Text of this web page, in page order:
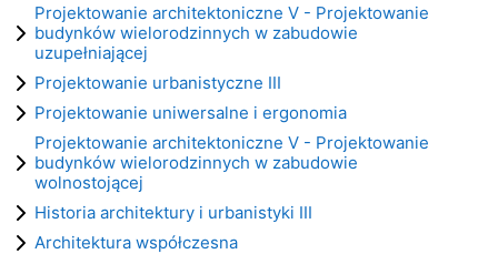
Projektowanie architektoniczne V - Projektowanie
budynków wielorodzinnych w zabudowie
uzupełniającej
Projektowanie urbanistyczne III
Projektowanie uniwersalne i ergonomia
Projektowanie architektoniczne V - Projektowanie
budynków wielorodzinnych w zabudowie
wolnostojącej
Historia architektury i urbanistyki III
Architektura współczesna